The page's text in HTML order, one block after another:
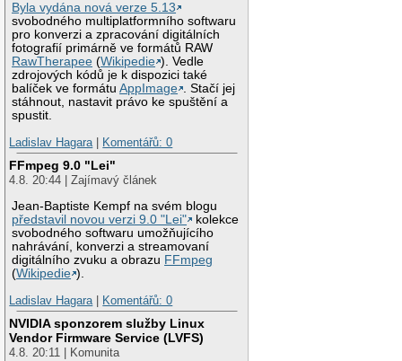
Byla vydána nová verze 5.13
svobodného multiplatformního softwaru
pro konverzi a zpracování digitálních
fotografií primárně ve formátů RAW
RawTherapee (Wikipedie ). Vedle
zdrojových kódů je k dispozici také
balíček ve formátuAppImage . Stačí jej
stáhnout, nastavit právo ke spuštění a
spustit.
Ladislav Hagara
Komentářů: 0
FFmpeg 9.0 "Lei"
4.8. 20:44 | Zajímavý článek
Jean-Baptiste Kempf na svém blogu
představil novou verzi 9.0 "Lei"
kolekce
svobodného softwaru umožňujícího
nahrávání, konverzi a streamovaní
digitálního zvuku a obrazu FFmpeg
(Wikipedie ).
Ladislav Hagara
Komentářů: 0
NVIDIA sponzorem služby Linux
Vendor Firmware Service (LVFS)
4.8. 20:11 | Komunita